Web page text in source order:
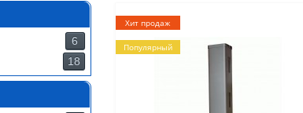
6
18
толщи..
Хит продаж
Популярный